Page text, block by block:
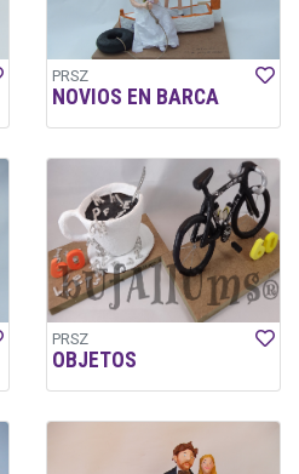
PRSZ
NOVIOS EN BARCA
PRSZ
OBJETOS